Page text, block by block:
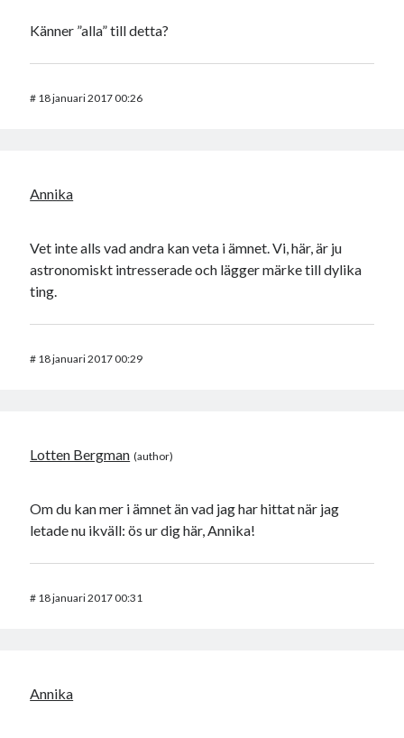
Känner ”alla” till detta?
# 18 januari 2017 00:26
Annika
Vet inte alls vad andra kan veta i ämnet. Vi, här, är ju
astronomiskt intresserade och lägger märke till dylika
ting.
# 18 januari 2017 00:29
Lotten Bergman
Om du kan mer i ämnet än vad jag har hittat när jag
letade nu ikväll: ös ur dig här, Annika!
# 18 januari 2017 00:31
Annika